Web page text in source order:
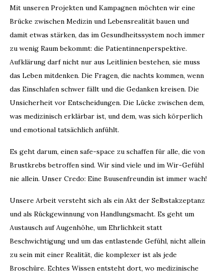
Mit unseren Projekten und Kampagnen möchten wir eine
Brücke zwischen Medizin und Lebensrealitätbauen und
damit etwas stärken, das im Gesundheitssystem noch immer
zu wenig Raum bekommt: die Patientinnenperspektive.
Aufklärung darf nicht nur aus Leitlinien bestehen, sie muss
das Leben mitdenken. Die Fragen, die nachts kommen, wenn
das Einschlafen schwer fällt und die Gedanken kreisen. Die
Unsicherheit vor Entscheidungen. Die Lücke zwischen dem,
was medizinisch erklärbar ist, und dem, was sich körperlich
und emotional tatsächlich anfühlt.
Es geht darum, einen safe-space zu schaffen für alle, die von
Brustkrebs betroffen sind. Wir sind viele und im Wir-Gefühl
nie allein. Unser Credo: Eine Buusenfreundin ist immer wach!
Unsere Arbeit versteht sich als ein Akt der Selbstakzeptanz
und als Rückgewinnung von Handlungsmacht. Es geht um
Austausch auf Augenhöhe, um Ehrlichkeit statt
Beschwichtigung und um das entlastende Gefühl, nicht allein
zu sein mit einer Realität, die komplexer ist als jede
Broschüre. Echtes Wissen entsteht dort, wo medizinische